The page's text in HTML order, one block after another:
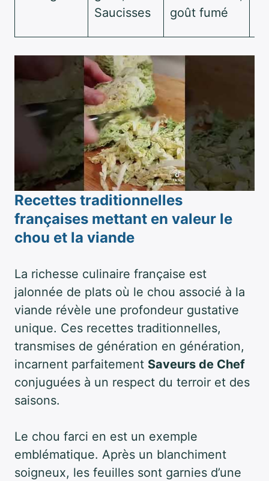
Saucisses
goût fumé
Recettes traditionnelles
françaises mettant en valeur le
chou et la viande
La richesse culinaire française est
jalonnée de plats où le chou associé à la
viande révèle une profondeur gustative
unique. Ces recettes traditionnelles,
transmises de génération en génération,
incarnent parfaitement Saveurs de Chef
conjuguées à un respect du terroir et des
saisons.
Le chou farci en est un exemple
emblématique. Après un blanchiment
soigneux, les feuilles sont garnies d’une